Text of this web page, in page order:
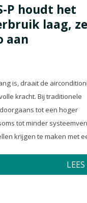
P houdt het
laag,
aan
is, draait de
kracht. Bij traditionele
tot een hoger
tot minder
krijgen te maken met